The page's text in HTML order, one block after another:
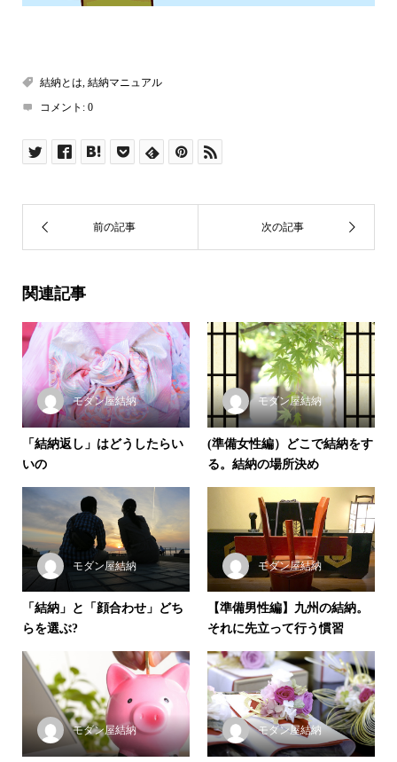
結納とは, 結納マニュアル
コメント: 0
関連記事
モダン屋結納
「結納返し」はどうしたらい
いの
モダン屋結納
(準備女性編）どこで結納をす
る。結納の場所決め
モダン屋結納
「結納」と「顔合わせ」どち
らを選ぶ?
モダン屋結納
【準備男性編】九州の結納。
それに先立って行う慣習
モダン屋結納 モダン屋結納